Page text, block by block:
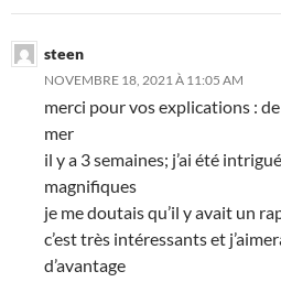
steen
NOVEMBRE 18, 2021 À 11:05 AM
merci pour vos explications :
mer
il y a 3 semaines; j’ai été
magnifiques
je me doutais qu’il y avait un
c’est très intéressants et
d’avantage